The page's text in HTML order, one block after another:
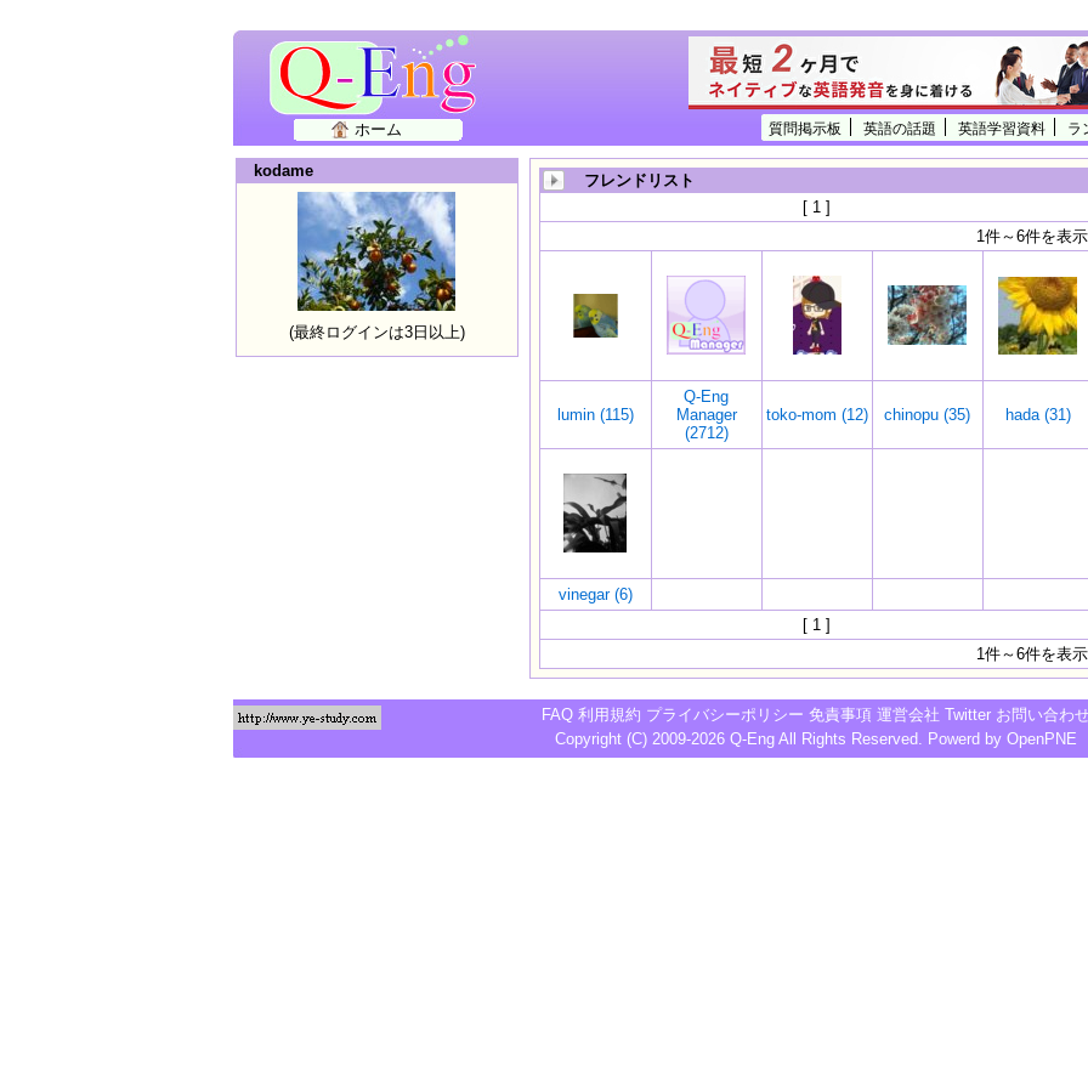
質問掲示板 英語の話題 英語学習資料 ラ
ホーム
kodame
(最終ログインは3日以上)
フレンドリスト
[ 1 ]
1件～6件を表示
lumin (115)
Q-Eng
Manager
(2712)
toko-mom (12) chinopu (35) hada (31)
vinegar (6)
[ 1 ]
1件～6件を表示
FAQ 利用規約 プライバシーポリシー 免責事項 運営会社 Twitter お問い合わ
Copyright (C) 2009-2026 Q-Eng All Rights Reserved. Powerd by OpenPNE